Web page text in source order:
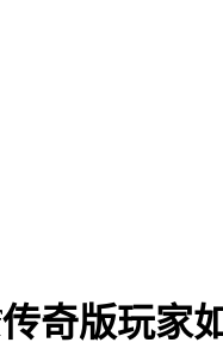
奇版玩家